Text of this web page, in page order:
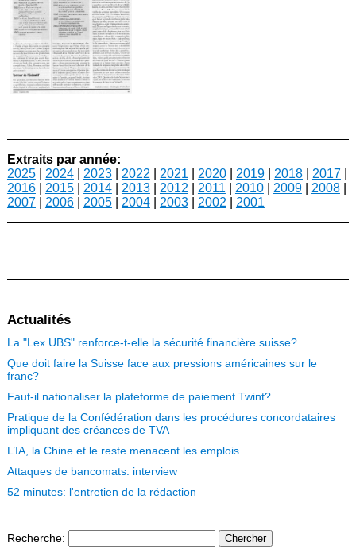
Extraits par année:
2025| 2024| 2023| 2022 2021 2020| 2019| 2018| 2017|
2016| 2015| 2014| 2013| 2012 2011 2010| 2009| 2008|
2007| 2006| 2005| 2004| 2003| 2002 2001
Actualités
La "Lex UBS" renforce-t-elle la sécurité financière suisse?
Que doit faire la Suisse face aux pressions américaines sur le
franc?
Faut-il nationaliser la plateforme de paiement Twint?
Pratique de la Confédération dans les procédures concordataires
impliquant des créances de TVA
L’IA, la Chine et le reste menacent les emplois
Attaques de bancomats: interview
52 minutes: l'entretien de la rédaction
Recherche: